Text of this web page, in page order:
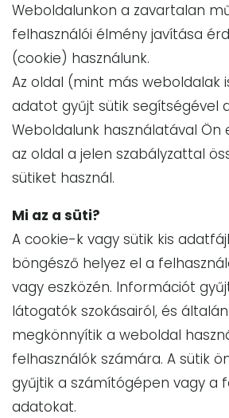
Weboldalunkon a zavartalan
felhasználói élmény javítása
(cookie) használunk.
Az oldal (mint más weboldalak
adatot gyűjt sütik segítségével
Weboldalunk használatával Ön
az oldal a jelen szabályzattal
sütiket használ.
Mi az a süti?
A cookie-k vagy sütik kis
böngésző helyez el a
vagy eszközén. Információt
látogatók szokásairól, és
megkönnyítik a weboldal
felhasználók számára. A sütik
gyűjtik a számítógépen vagy a
adatokat.